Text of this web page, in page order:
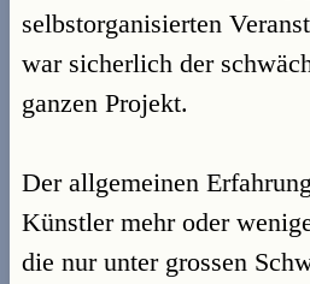
selbstorganisierten
war sicherlich der
ganzen Projekt.
Der allgemeinen
Künstler mehr oder
die nur unter grossen